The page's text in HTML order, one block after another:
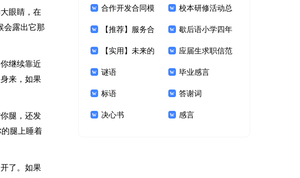
眼睛，在
会露出它那
继续靠近
来，如果
腿，还发
腿上睡着
了。如果
总结 案
合作开发合同模
板锦集五篇
校本研修活动总
结
【推荐】服务合
同范文汇总9篇
歇后语小学四年
级下册
【实用】未来的
想象作文9篇
应届生求职信范
文(集锦15篇)
谜语 毕业感言
标语 答谢词
决心书 感言